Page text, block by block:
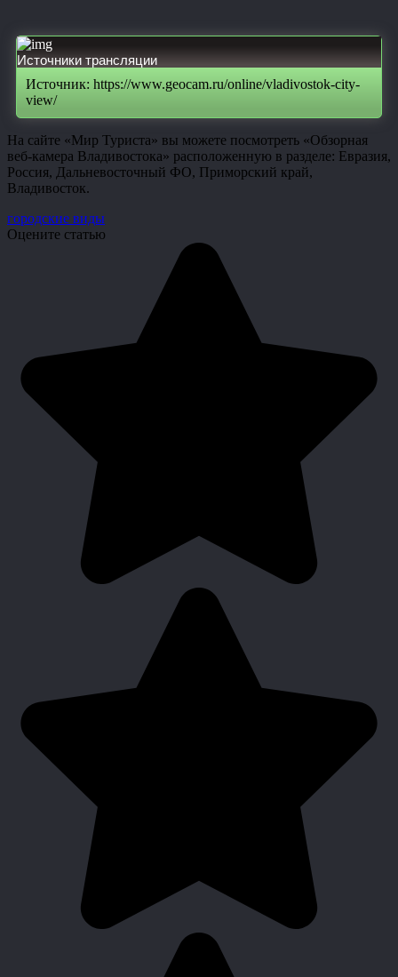
Источники трансляции
Источник: https://www.geocam.ru/online/vladivostok-city-
view/
На сайте «Мир Туриста» вы можете посмотреть «Обзорная
веб-камера Владивостока» расположенную в разделе: Евразия,
Россия, Дальневосточный ФО, Приморский край,
Владивосток.
городские виды
Оцените статью